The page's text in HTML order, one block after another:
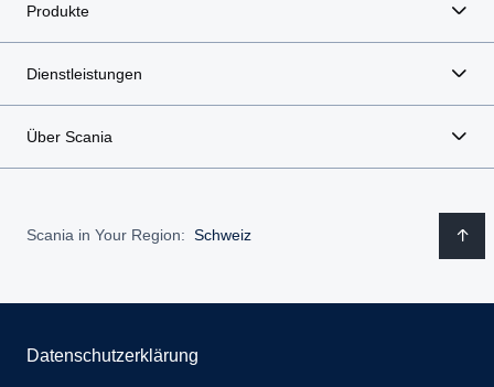
Produkte
Dienstleistungen
Über Scania
Scania in Your Region: Schweiz
Datenschutzerklärung